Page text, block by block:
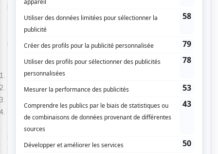
invités qui sauront vous faire vibrer tout au long de la nuit.
Que vous soyez passionné de jazz vocal, de blues
entraînant ou simplement à la recherche d'une soirée
intime, cet événement est fait pour vous.
Détails de la soirée :
Date : Samedi 24 janvier 2026
Heure : Ouverture des portes à 19h30
Entrée : 25$
Ne manquez pas cette occasion de vivre une expérience
votre place !